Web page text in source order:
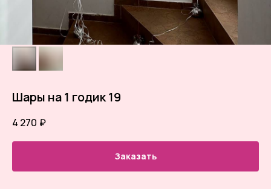
Шары на 1 годик 19
4 270 ₽
Заказать